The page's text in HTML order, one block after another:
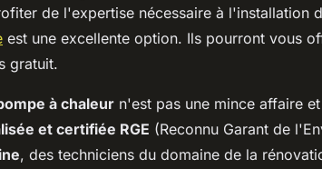
de l'expertise nécessaire à l'installation
est une excellente option. Ils pourront vous
gratuit.
à chaleur n'est pas une mince affaire
et certifiée RGE (Reconnu Garant de
, des techniciens du domaine de la